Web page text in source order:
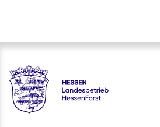
Hessen - Landesbetrieb HessenForst